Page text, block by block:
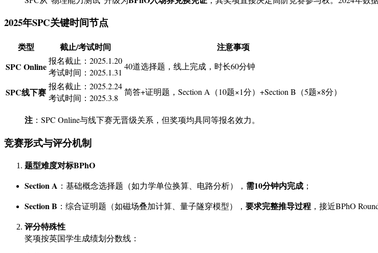
2025年SPC关键时间节点
类型 截止/考试时间
注意事项
SPC Online
报名截止：2025.1.20
考试时间：2025.1.31
40道选择题，线上完成，时长60分钟
SPC线下赛
报名截止：2025.2.24
考试时间：2025.3.8
简答+证明题，Section A（10题×1分）+Section B（5题×8分）
注 ：SPC Online与线下赛无晋级关系，但奖项均具同等报名效力。
竞赛形式与评分机制
题型难度对标BPhO
Section A ：基础概念选择题（如力学单位换算、电路分析）， 需10分钟内完成 ；
Section B ：综合证明题（如磁场叠加计算、量子隧穿模型）， 要求完整推导过程 ，接近BPhO
评分特殊性
奖项按英国学生成绩划分数线：